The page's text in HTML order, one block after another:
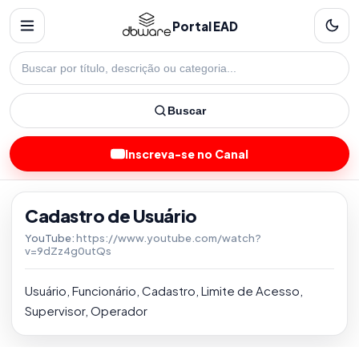
Portal EAD
Buscar
Inscreva-se no Canal
Cadastro de Usuário
YouTube:https://www.youtube.com/watch?
v=9dZz4g0utQs
Usuário, Funcionário, Cadastro, Limite de Acesso,
Supervisor, Operador